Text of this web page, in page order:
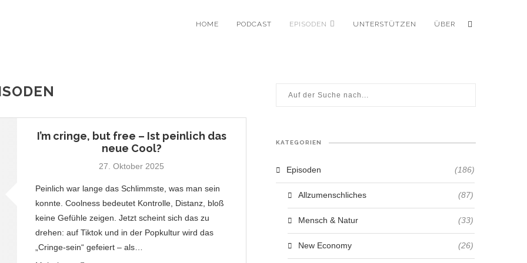
HOME PODCAST EPISODEN UNTERSTÜTZEN ÜBER
I’m cringe, but free – Ist peinlich das
neue Cool?
27. Oktober 2025
Peinlich war lange das Schlimmste, was man sein
konnte. Coolness bedeutet Kontrolle, Distanz, bloß
keine Gefühle zeigen. Jetzt scheint sich das zu
drehen: auf Tiktok und in der Popkultur wird das
„Cringe-sein“ gefeiert – als…
KATEGORIEN
Episoden (186)
Allzumenschliches (87)
Mensch & Natur (33)
New Economy (26)